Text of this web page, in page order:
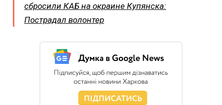
сбросили КАБ на окраине Купянска:
Пострадал волонтер